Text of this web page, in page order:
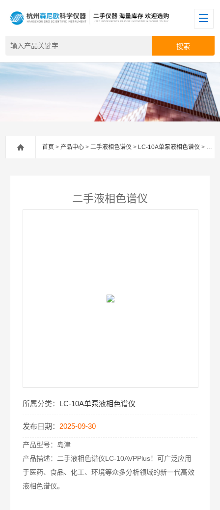
首页 >产品中心 >二手液相色谱仪 > LC-10A单泵液相色谱仪 > 岛津二手液相色谱仪
二手液相色谱仪
所属分类： LC-10A单泵液相色谱仪
发布日期： 2025-09-30
产品型号： 岛津
产品描述：
二手液相色谱仪LC-10AVPPlus！可广泛应用
于医药、食品、化工、环境等众多分析领域的新一代高效
液相色谱仪。